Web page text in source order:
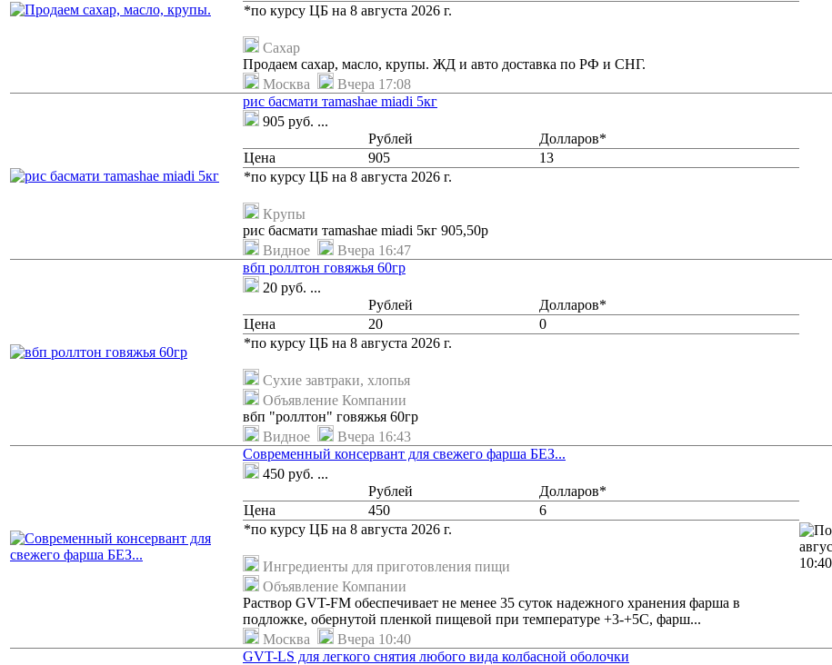
*по курсу ЦБ на 8 августа 2026 г.
Сахар
Продаем сахар, масло, крупы. ЖД и авто доставка по РФ и СНГ.
Москва
Вчера 17:08
рис басмати тamashae miadi 5кг
905 руб. ...
Рублей
Долларов*
Цена
905
13
*по курсу ЦБ на 8 августа 2026 г.
Крупы
рис басмати тamashae miadi 5кг 905,50р
Видное
Вчера 16:47
вбп роллтон говяжья 60гр
20 руб. ...
Рублей
Долларов*
Цена
20
0
*по курсу ЦБ на 8 августа 2026 г.
Сухие завтраки, хлопья
Объявление Компании
вбп "роллтон" говяжья 60гр
Видное
Вчера 16:43
Современный консервант для свежего фарша БЕЗ...
450 руб. ...
Рублей
Долларов*
Цена
450
6
*по курсу ЦБ на 8 августа 2026 г.
Ингредиенты для приготовления пищи
Объявление Компании
Раствор GVT-FM обеспечивает не менее 35 суток надежного хранения фарша в
подложке, обернутой пленкой пищевой при температуре +3-+5С, фарш...
Москва
Вчера 10:40
GVT-LS для легкого снятия любого вида колбасной оболочки